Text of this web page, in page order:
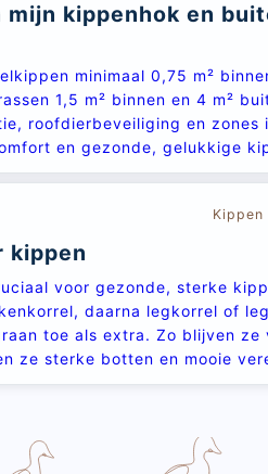
mijn kippenhok en
minimaal 0,75 m²
1,5 m² binnen en 4 m²
roofdierbeveiliging en zones
en gezonde, gelukkige
Kippen
kippen
voor gezonde, sterke
daarna legkorrel of
toe als extra. Zo blijven ze
ze sterke botten en mooie